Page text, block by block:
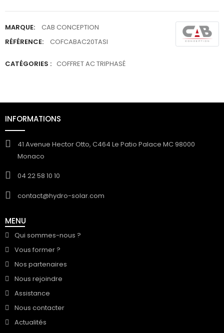
MARQUE:
CAB CONCEPTION
RÉFÉRENCE:
COFCABAC20TASI
CATÉGORIES : COFFRET AC TRIPHASÉ
INFORMATIONS
41 Avenue Hector Otto, C464 Le Patio Palace MC 98000
Monaco
04 22 58 10 10
contact@hydro-solar.com
MENU
Qui sommes-nous ?
Vous former ?
Nos partenaires
Nous rejoindre
Assistance
Nous contacter
Actualités